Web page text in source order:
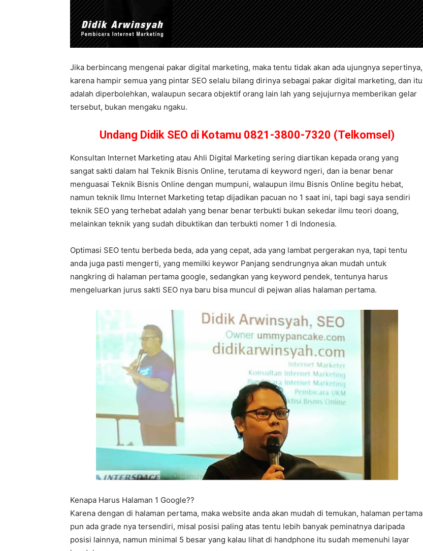
Jika berbincang mengenai pakar digital marketing, maka tentu tidak akan ada ujungnya sepertinya,
karena hampir semua yang pintar SEO selalu bilang dirinya sebagai pakar digital marketing, dan itu
adalah diperbolehkan, walaupun secara objektif orang lain lah yang sejujurnya memberikan gelar
tersebut, bukan mengaku ngaku.
Undang Didik SEO di Kotamu 0821-3800-7320 (Telkomsel)
Konsultan Internet Marketing atau Ahli Digital Marketing sering diartikan kepada orang yang
sangat sakti dalam hal Teknik Bisnis Online, terutama di keyword ngeri, dan ia benar benar
menguasai Teknik Bisnis Online dengan mumpuni, walaupun ilmu Bisnis Online begitu hebat,
namun teknik Ilmu Internet Marketing tetap dijadikan pacuan no 1 saat ini, tapi bagi saya sendiri
teknik SEO yang terhebat adalah yang benar benar terbukti bukan sekedar ilmu teori doang,
melainkan teknik yang sudah dibuktikan dan terbukti nomer 1 di Indonesia.
Optimasi SEO tentu berbeda beda, ada yang cepat, ada yang lambat pergerakan nya, tapi tentu
anda juga pasti mengerti, yang memilki keywor Panjang sendrungnya akan mudah untuk
nangkring di halaman pertama google, sedangkan yang keyword pendek, tentunya harus
mengeluarkan jurus sakti SEO nya baru bisa muncul di pejwan alias halaman pertama.
Kenapa Harus Halaman 1 Google??
Karena dengan di halaman pertama, maka website anda akan mudah di temukan, halaman pertama
pun ada grade nya tersendiri, misal posisi paling atas tentu lebih banyak peminatnya daripada
posisi lainnya, namun minimal 5 besar yang kalau lihat di handphone itu sudah memenuhi layar